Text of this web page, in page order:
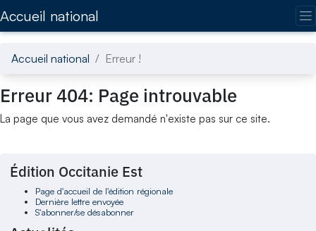
Accueil national
Accueil national Erreur !
Erreur 404: Page introuvable
La page que vous avez demandé n'existe pas sur ce site.
Édition Occitanie Est
Page d'accueil de l'édition régionale
Dernière lettre envoyée
S'abonner/se désabonner